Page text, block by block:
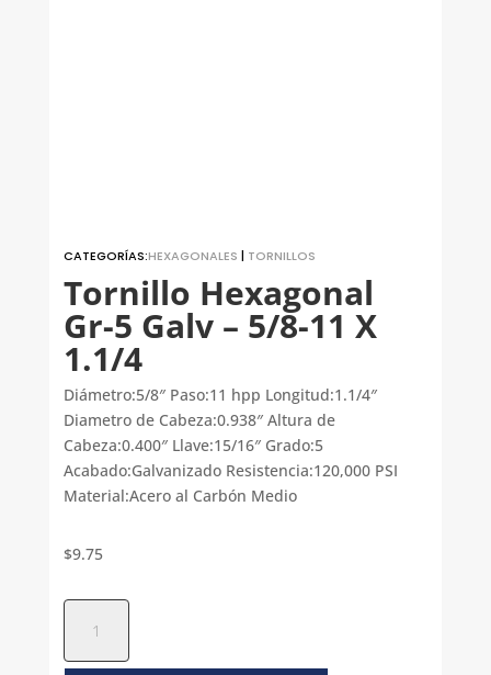
CATEGORÍAS:HEXAGONALES | TORNILLOS
Tornillo Hexagonal
Gr-5 Galv – 5/8-11 X
1.1/4
Diámetro:5/8″ Paso:11 hpp Longitud:1.1/4″
Diametro de Cabeza:0.938″ Altura de
Cabeza:0.400″ Llave:15/16″ Grado:5
Acabado:Galvanizado Resistencia:120,000 PSI
Material:Acero al Carbón Medio
$9.75
Hexagonal
Gr-